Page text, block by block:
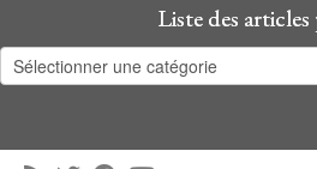
Liste des
Liste
des